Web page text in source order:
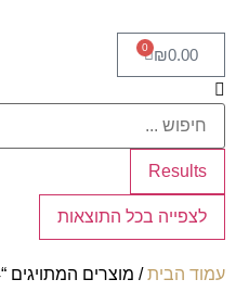
₪0.00
0
Results
לצפייה בכל התוצאות
עמוד הבית/ מוצרים המתויגים “62511-44”